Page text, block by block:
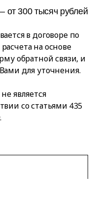
от 300 тысяч рублей
в договоре по
на основе
обратной связи, и
для уточнения.
является
со статьями 435